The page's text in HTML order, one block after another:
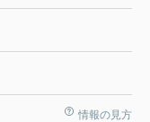
情報の見方